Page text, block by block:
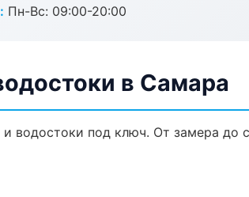
Пн-Вс: 09:00-20:00
в Самара
водостоки под ключ. От замера до